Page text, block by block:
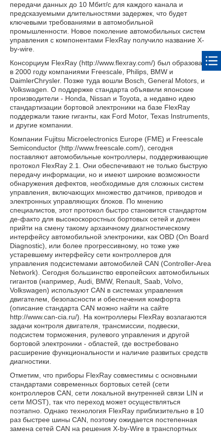
передачи данных до 10 Мбит/с для каждого канала и
предсказуемыми длительностями задержек, что будет
ключевыми требованиями в автомобильной
промышленности. Новое поколение автомобильных систем
управления с компонентами FlexRay получило название X-
by-wire.
Консорциум FlexRay (http://www.flexray.com/) был образован
в 2000 году компаниями Freescale, Philips, BMW и
DaimlerChrysler. Позже туда вошли Bosch, General Motors, и
Volkswagen. О поддержке стандарта объявили японские
производители - Honda, Nissan и Toyota, а недавно идею
стандартизации бортовой электроники на базе FlexRay
поддержали такие гиганты, как Ford Motor, Texas Instruments,
и другие компании.
Компании Fujitsu Microelectronics Europe (FME) и Freescale
Semiconductor (http://www.freescale.com/), сегодня
поставляют автомобильные контроллеры, поддерживающие
протокол FlexRay 2.1. Они обеспечивают не только быструю
передачу информации, но и имеют широкие возможности
обнаружения дефектов, необходимые для сложных систем
управления, включающих множество датчиков, приводов и
электронных управляющих блоков. По мнению
специалистов, этот протокол быстро становится стандартом
де-факто для высокоскоростных бортовых сетей и должен
прийти на смену такому архаичному диагностическому
интерфейсу автомобильной электроники, как OBD (On Board
Diagnostic), или более прогрессивному, но тоже уже
устаревшему интерфейсу сети контроллеров для
управления подсистемами автомобилей CAN (Controller-Area
Network). Сегодня большинство европейских автомобильных
гигантов (например, Audi, BMW, Renault, Saab, Volvo,
Volkswagen) используют CAN в системах управления
двигателем, безопасности и обеспечения комфорта
(описание стандарта CAN можно найти на сайте
http://www.can-cia.ru/). На контроллеры FlexRay возлагаются
задачи контроля двигателя, трансмиссии, подвески,
подсистем торможения, рулевого управления и другой
бортовой электроники - областей, где востребовано
расширение функциональности и наличие развитых средств
диагностики.
Отметим, что приборы FlexRay совместимы с основными
стандартами современных бортовых сетей (сети
контроллеров CAN, сети локальной внутренней связи LIN и
сети MOST), так что переход может осуществляться
поэтапно. Однако технология FlexRay приблизительно в 10
раз быстрее шины CAN, поэтому ожидается постепенная
замена сетей CAN на решения X-by-Wire в транспортных